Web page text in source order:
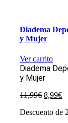
Diadema
y Mujer
Ver carrito
Diadema
y Mujer
11,99€ El
original
8,99€El
Descuento de